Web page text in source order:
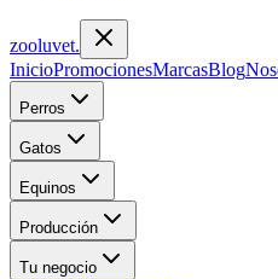
zooluvet.
InicioPromocionesMarcasBlog
Perros
Gatos
Equinos
Producción
Tu negocio